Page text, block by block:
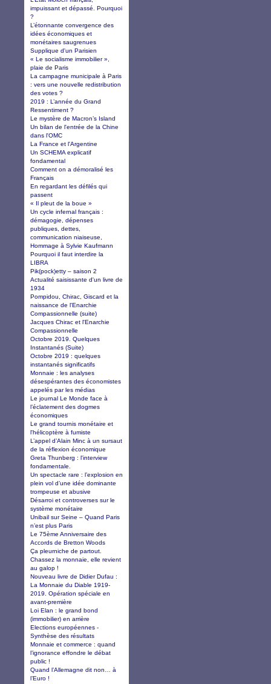
impuissant et dépassé. Pourquoi
?
L’étonnante convergence des
idées économiques et
monétaires saugrenues
Supplique d'un Parisien
« Le socialisme immobilier »,
plaie de Paris
La campagne municipale à Paris
: vers une nouvelle redistribution
des votes ?
2019 : L’année du Grand
Ressentiment ?
Le mystère de Macron’s Island
Un bilan de l'entrée de la Chine
dans l'OMC
La France et l'Argentine
Un SCHEMA explicatif
fondamental
Comment on a démoralisé les
Français
En regardant les défilés qui
passent
« Il pleut de la boue »
Un cycle infernal français :
démagogie, dépenses
publiques, dettes,
communication niaiseuse,
Hommage à Sylvie Kaufmann
Pourquoi il faut interdire la
LIBRA
Pik(pock)etty – saison 2
Actualité saisissante d'un livre de
1934
Pompidou, Chirac, Giscard et la
naissance de l'Enarchie
Compassionnelle (suite)
Jacques Chirac et l'Enarchie
Compassionnelle
Octobre 2019. Quelques
Instantanés (Suite)
Octobre 2019 : quelques
instantanés significatifs
Monnaie : les analyses
désespérantes des économistes
appelés par les médias
Le journal Le Monde face à
l’éclatement des dogmes
économiques
Le grand tournis monétaire et
l'hélicoptère à fumiste
L’appel d’Alain Minc à un sursaut
de la réflexion économique
Greta Thunberg : l'interview
fondamentale.
Un spectacle rare : l’explosion en
plein vol d’une idée dominante
trompeuse et abusive
Désarroi et controverses sur le
système monétaire
Unibail sur Seine – Quand Paris
n’est plus Paris
Le 75ème Anniversaire des
Accords de Bretton Woods
Ça pleurniche de partout.
Chassez la monnaie, elle revient
au galop !
Nouveau livre de Didier Dufau :
La Monnaie du Diable 1919-
2019. Opération spéciale en
avant-première
Loi Elan : le grand bond
(immobilier) en arrière
Elections européennes -
Synthèse des résultats
Monnaie et commerce : quand
l’ignorance effondre le débat
public !
Quand l’Allemagne dit non… à
l’Euro !